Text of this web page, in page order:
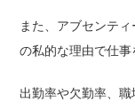
また、アブセンテ
の私的な理由で仕事
出勤率や欠勤率、